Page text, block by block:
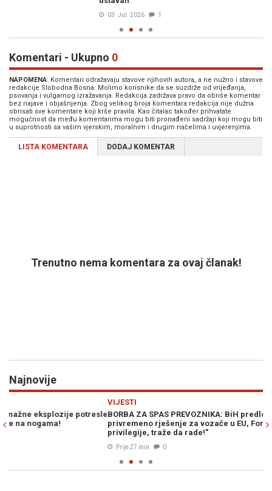
Komentari - Ukupno 0
NAPOMENA: Komentari odražavaju stavove njihovih autora, a ne nužno i stavove
redakcije Slobodna Bosna. Molimo korisnike da se suzdrže od vrijeđanja,
psovanja i vulgarnog izražavanja. Redakcija zadržava pravo da obriše komentar
bez najave i objašnjenja. Zbog velikog broja komentara redakcija nije dužna
obrisati sve komentare koji krše pravila. Kao čitalac također prihvatate
mogućnost da među komentarima mogu biti pronađeni sadržaji koji mogu biti
u suprotnosti sa vašim vjerskim, moralnim i drugim načelima i uvjerenjima.
LISTA KOMENTARA DODAJ KOMENTAR
Trenutno nema komentara za ovaj članak!
Najnovije
BORBA ZA SPAS PREVOZNIKA: BiH predložila Evropskoj komisiji
privremeno rješenje za vozače u EU, Forto poručio - "Ne traže
privilegije, traže da rade!"